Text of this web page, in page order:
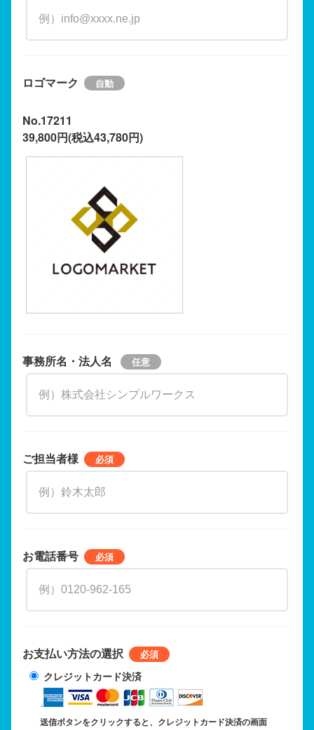
ロゴマーク
No.17211
39,800円(税込43,780円)
事務所名・法人名
ご担当者様
お電話番号
お支払い方法の選択
クレジットカード決済
送信ボタンをクリックすると、クレジットカード決済の画面